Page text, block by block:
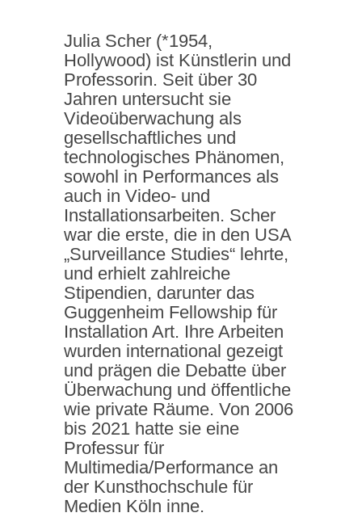
Julia Scher (*1954,
Hollywood) ist Künstlerin und
Professorin. Seit über 30
Jahren untersucht sie
Videoüberwachung als
gesellschaftliches und
technologisches Phänomen,
sowohl in Performances als
auch in Video- und
Installationsarbeiten. Scher
war die erste, die in den USA
„Surveillance Studies“ lehrte,
und erhielt zahlreiche
Stipendien, darunter das
Guggenheim Fellowship für
Installation Art. Ihre Arbeiten
wurden international gezeigt
und prägen die Debatte über
Überwachung und öffentliche
wie private Räume. Von 2006
bis 2021 hatte sie eine
Professur für
Multimedia/Performance an
der Kunsthochschule für
Medien Köln inne.